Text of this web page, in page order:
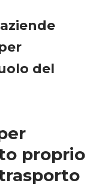
del
proprio